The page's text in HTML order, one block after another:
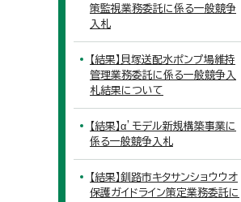
策監視業務委託に係る一般競争
入札
【結果】貝塚送配水ポンプ場維持
管理業務委託に係る一般競争入
札結果について
【結果】α’モデル新規構築事業に
係る一般競争入札
【結果】釧路市キタサンショウウオ
保護ガイドライン策定業務委託に